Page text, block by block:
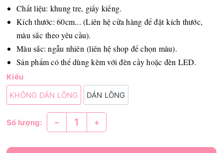
Chất liệu: khung tre, giấy kiếng.
Kích thước: 60cm... (Liên hệ cửa hàng để đặt kích thước,
màu sắc theo yêu cầu).
Màu sắc: ngẫu nhiên (liên hệ shop để chọn màu).
Sản phẩm có thể dùng kèm với đèn cầy hoặc đèn LED.
Kiểu
KHÔNG DÁN LÔNG
DÁN LÔNG
Số lượng: – +